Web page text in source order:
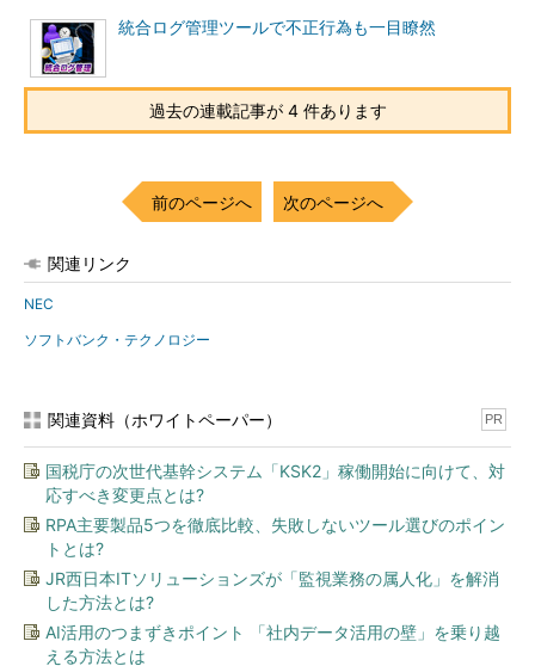
統合ログ管理ツールで不正行為も一目瞭然
過去の連載記事が 4 件あります
前のページへ 次のページへ
関連リンク
NEC
ソフトバンク・テクノロジー
関連資料（ホワイトペーパー） PR
国税庁の次世代基幹システム「KSK2」稼働開始に向けて、対
応すべき変更点とは?
RPA主要製品5つを徹底比較、失敗しないツール選びのポイン
トとは?
JR西日本ITソリューションズが「監視業務の属人化」を解消
した方法とは?
AI活用のつまずきポイント 「社内データ活用の壁」を乗り越
える方法とは